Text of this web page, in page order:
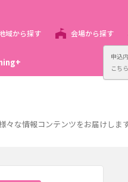
申込
こち
域から探す 会場から探す
な情報コンテンツをお届けします